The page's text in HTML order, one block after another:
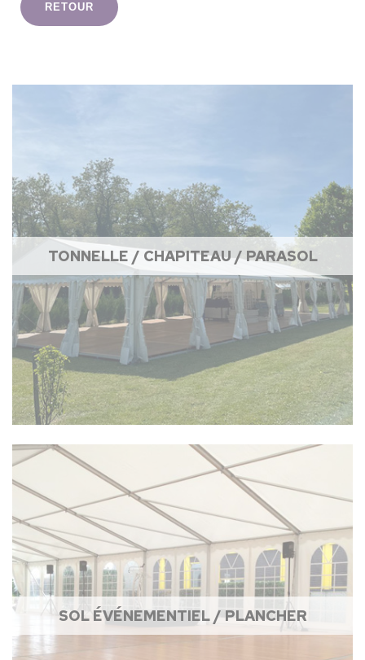
RETOUR
TONNELLE / CHAPITEAU / PARASOL
SOL ÉVÉNEMENTIEL / PLANCHER